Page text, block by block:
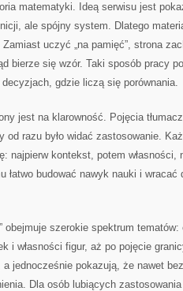
matematyki. Ideą serwisu jest
ale spójny system. Dlatego
uczyć „na pamięć”, strona
bierze się wzór. Taki sposób pracy
gdzie liczą się porównania.
jest na klarowność. Pojęcia
od razu było widać zastosowanie.
najpierw kontekst, potem własności,
łatwo budować nawyk nauki i wracać
obejmuje szerokie spektrum
i własności figur, aż po pojęcie
jednocześnie pokazują, że nawet
Dla osób lubiących